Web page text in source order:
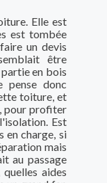
Elle est
est tombée
un devis
être
en bois
pense donc
toiture, et
pour profiter
Est
en charge, si
mais
au passage
aides